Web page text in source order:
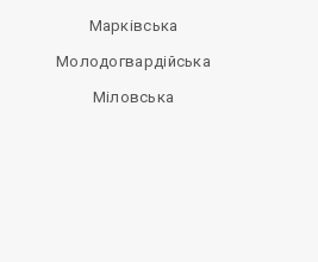
Марківська
Молодогвардійська
Міловська